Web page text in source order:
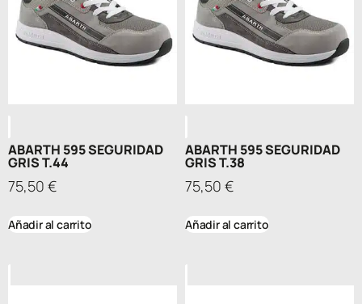
ABARTH 595 SEGURIDAD
GRIS T.44
75,50 €
Añadir al carrito
ABARTH 595 SEGURIDAD
GRIS T.38
75,50 €
Añadir al carrito